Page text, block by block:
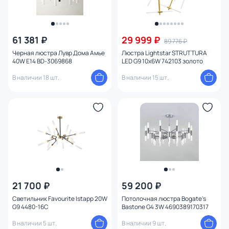
61 381 ₽
Черная люстра Лувр Дома Амье
40W E14 BD-3069868
В наличии 18 шт.
29 999 ₽ 89 776 ₽
Люстра Lightstar STRUTTURA
LED G9 10х6W 742103 золото
В наличии 15 шт.
21 700 ₽
Светильник Favourite Istapp 20W
G9 4480-16C
В наличии 5 шт.
59 200 ₽
Потолочная люстра Bogate's
Bastone G4 3W 4690389170317
В наличии 9 шт.